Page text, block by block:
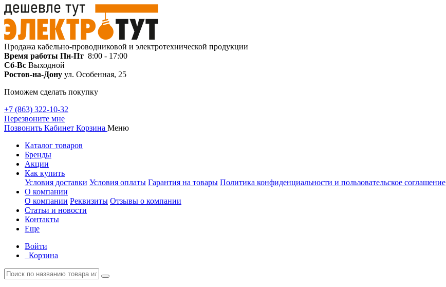
Продажа кабельно-проводниковой и электротехнической продукции
Время работы Пн-Пт 8:00 - 17:00
Сб-Вс Выходной
Ростов-на-Дону ул. Особенная, 25
Поможем сделать покупку
+7 (863) 322-10-32
Перезвоните мне
Позвонить Кабинет Корзина Меню
Каталог товаров
Бренды
Акции
Как купить
Условия доставки Условия оплаты Гарантия на товары Политика конфиденциальности и пользовательское соглашение
О компании
О компании Реквизиты Отзывы о компании
Статьи и новости
Контакты
Еще
Войти
Корзина